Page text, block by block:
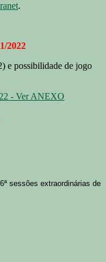
.
2022
e possibilidade de jogo
- Ver ANEXO
sessões extraordinárias de